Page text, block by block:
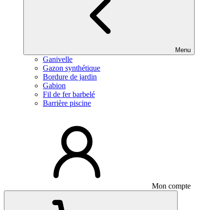
Menu
Ganivelle
Gazon synthétique
Bordure de jardin
Gabion
Fil de fer barbelé
Barrière piscine
Mon compte